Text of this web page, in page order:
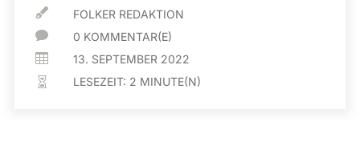
 FOLKER REDAKTION
 0 KOMMENTAR(E)
 13. SEPTEMBER 2022
 LESEZEIT: 2 MINUTE(N)